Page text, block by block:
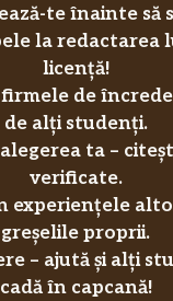
te înainte să
la redactarea
licență!
de
de alți studenți.
ta –
verificate.
experiențele
greșelile proprii.
– ajută și alți
cadă în capcană!